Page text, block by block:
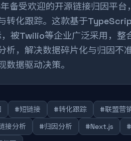
备受欢迎的开源链接归因平台
转化跟踪。这款基于
被Twilio等企业广泛采用，整
析，解决数据碎片化与归因不
数据驱动决策。
#短链接 #转化跟踪
#联盟营
接分析 #归因分析 #Next.js